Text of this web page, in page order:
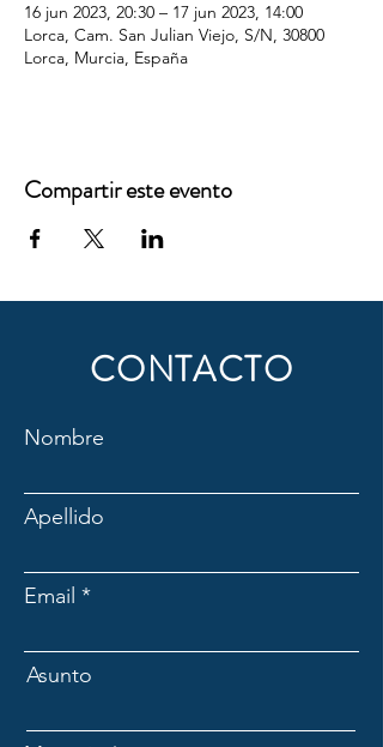
16 jun 2023, 20:30 – 17 jun 2023, 14:00
Lorca, Cam. San Julian Viejo, S/N, 30800
Lorca, Murcia, España
Compartir este evento
CONTACTO
Nombre
Apellido
Email
Asunto